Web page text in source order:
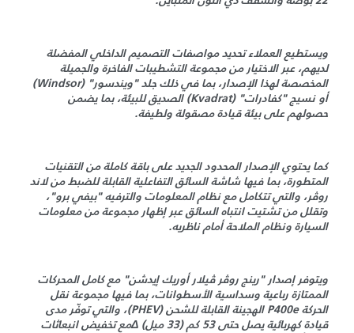
ويستطيع العملاء تحديد مواصفات التصميم الداخلي المفضلة
لديهم، عبر الاختيار من مجموعة التشطيبات الفاخرة والجميلة
المخصصة لهذا الإصدار، بما في ذلك جلد "ويندسور" (Windsor)
أو نسيج "كفادرات" (Kvadrat) الصديق للبيئة، بما يضمن
حصولهم على بيئة قيادة مصقولة ولطيفة.
كما يحتوي الإصدار المحدود الجديد على باقة كاملة من التقنيات
المتطورة، بما فيها شاشة السائق التفاعلية القابلة للضبط من لاند
روڤر، والتي تتكامل مع نظام المعلومات والترفيه "بيفي برو"،
وتقلل من تشتيت انتباه السائق عبر إظهار مجموعة من معلومات
السيارة ونظام الملاحة أمام ناظريه.
ويتوفر إصدار "رينج روڤر ڤيلار أوريك إيدشن" مع كامل المحركات
الممتازة رباعية وسداسية الأسطوانات، بما فيها مجموعة نقل
الحركة P400e الهجينة القابلة للشحن (PHEV)، والتي توفّر مدى
قيادة كهربائية يصل حتى 53 كم (33 ميل) Δمع تخفيض انبعاثات